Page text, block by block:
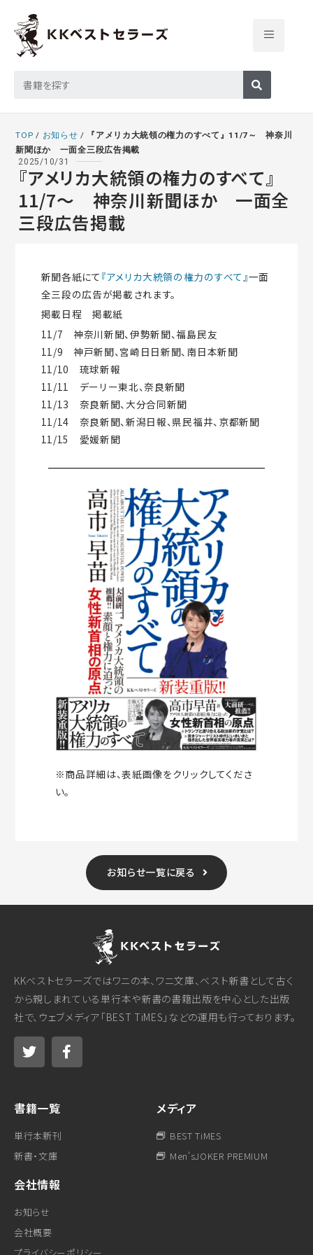
TOP / お知らせ /
『アメリカ大統領の権力のすべて』11/7～ 神奈川
新聞ほか 一面全三段広告掲載
2025/10/31
『アメリカ大統領の権力のすべて』
11/7～ 神奈川新聞ほか 一面全
三段広告掲載
新聞各紙にて 『アメリカ大統領の権力のすべて』一面
全三段の広告が掲載されます。
掲載日程 掲載紙
11/7 神奈川新聞、伊勢新聞、福島民友
11/9 神戸新聞、宮崎日日新聞、南日本新聞
11/10 琉球新報
11/11 デーリー東北、奈良新聞
11/13 奈良新聞、大分合同新聞
11/14 奈良新聞、新潟日報、県民福井、京都新聞
11/15 愛媛新聞
※商品詳細は、表紙画像をクリックしてくださ
い。
お知らせ一覧に戻る
KKベストセラーズではワニの本、ワニ文庫、ベスト新書として古く
から親しまれている単行本や新書の書籍出版を中心とした出版
社で、ウェブメディア「BEST TiMES」などの運用も行っております。
書籍一覧
単行本新刊
新書・文庫
メディア
BEST TiMES
Men'sJOKER PREMIUM
会社情報
お知らせ
会社概要